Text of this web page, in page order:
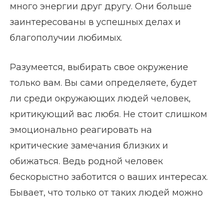
много энергии друг другу. Они больше
заинтересованы в успешных делах и
благополучии любимых.
Разумеется, выбирать свое окружение
только вам. Вы сами определяете, будет
ли среди окружающих людей человек,
критикующий вас любя. Не стоит слишком
эмоционально реагировать на
критические замечания близких и
обижаться. Ведь родной человек
бескорыстно заботится о ваших интересах.
Бывает, что только от таких людей можно